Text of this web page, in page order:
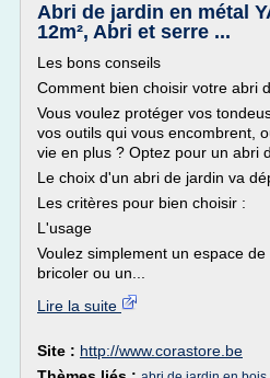
Abri de jardin en métal
12m², Abri et serre ...
Les bons conseils
Comment bien choisir votre abri
Vous voulez protéger vos
vos outils qui vous encombrent,
vie en plus ? Optez pour un abri
Le choix d'un abri de jardin va
Les critères pour bien choisir :
L'usage
Voulez simplement un espace
bricoler ou un...
Lire la suite
Site : http://www.corastore.be